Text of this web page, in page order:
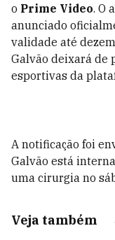
o Prime Video. O
anunciado
validade até
Galvão deixará de
esportivas da
A notificação foi
Galvão está
uma cirurgia no
Veja também